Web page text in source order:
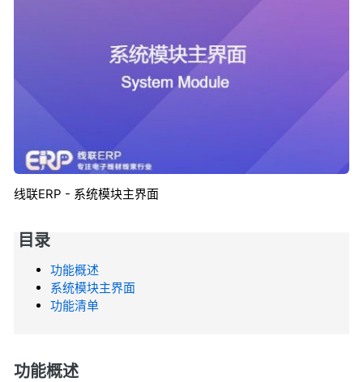
线联ERP - 系统模块主界面
目录
功能概述
系统模块主界面
功能清单
功能概述